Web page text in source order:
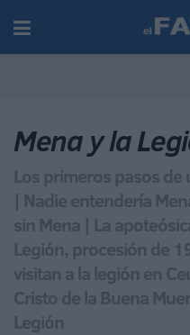
Mena y la
Los primeros pasos
| Nadie entendería
sin Mena | La
Legión, procesión de
visitan a la legión en
Cristo de la Buena
Legión